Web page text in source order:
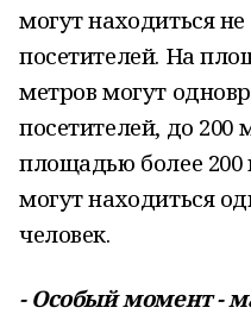
могут находиться
посетителей. На
метров могут
посетителей, до 200
площадью более
могут находиться
человек.
- Особый момент -